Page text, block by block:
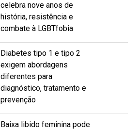
celebra nove anos de
história, resistência e
combate à LGBTfobia
Diabetes tipo 1 e tipo 2
exigem abordagens
diferentes para
diagnóstico, tratamento e
prevenção
Baixa libido feminina pode